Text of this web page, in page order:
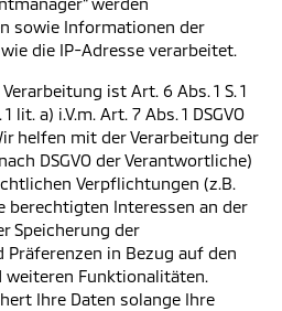
sowie Informationen der
die IP-Adresse verarbeitet.
ist Art. 6 Abs. 1 S. 1
lit. a) i.V.m. Art. 7 Abs. 1 DSGVO
helfen mit der Verarbeitung der
DSGVO der Verantwortliche)
Verpflichtungen (z.B.
berechtigten Interessen an der
Speicherung der
in Bezug auf den
weiteren Funktionalitäten.
Ihre Daten solange Ihre